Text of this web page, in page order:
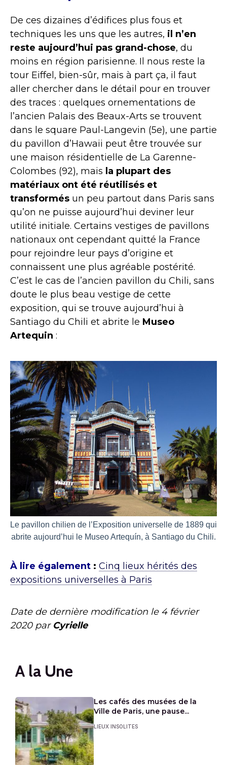
De ces dizaines d’édifices plus fous et
techniques les uns que les autres, il n’en
reste aujourd’hui pas grand-chose, du
moins en région parisienne. Il nous reste la
tour Eiffel, bien-sûr, mais à part ça, il faut
aller chercher dans le détail pour en trouver
des traces : quelques ornementations de
l’ancien Palais des Beaux-Arts se trouvent
dans le square Paul-Langevin (5e), une partie
du pavillon d’Hawaii peut être trouvée sur
une maison résidentielle de La Garenne-
Colombes (92), mais la plupart des
matériaux ont été réutilisés et
transformés un peu partout dans Paris sans
qu’on ne puisse aujourd’hui deviner leur
utilité initiale. Certains vestiges de pavillons
nationaux ont cependant quitté la France
pour rejoindre leur pays d’origine et
connaissent une plus agréable postérité.
C’est le cas de l’ancien pavillon du Chili, sans
doute le plus beau vestige de cette
exposition, qui se trouve aujourd’hui à
Santiago du Chili et abrite le Museo
Artequin :
Le pavillon chilien de l’Exposition universelle de 1889 qui
abrite aujourd’hui le Museo Artequín, à Santiago du Chili.
À lire également : Cinq lieux hérités des
expositions universelles à Paris
Date de dernière modification le 4 février
2020 par Cyrielle
A la Une
Les cafés des musées de la
Ville de Paris, une pause...
LIEUX INSOLITES